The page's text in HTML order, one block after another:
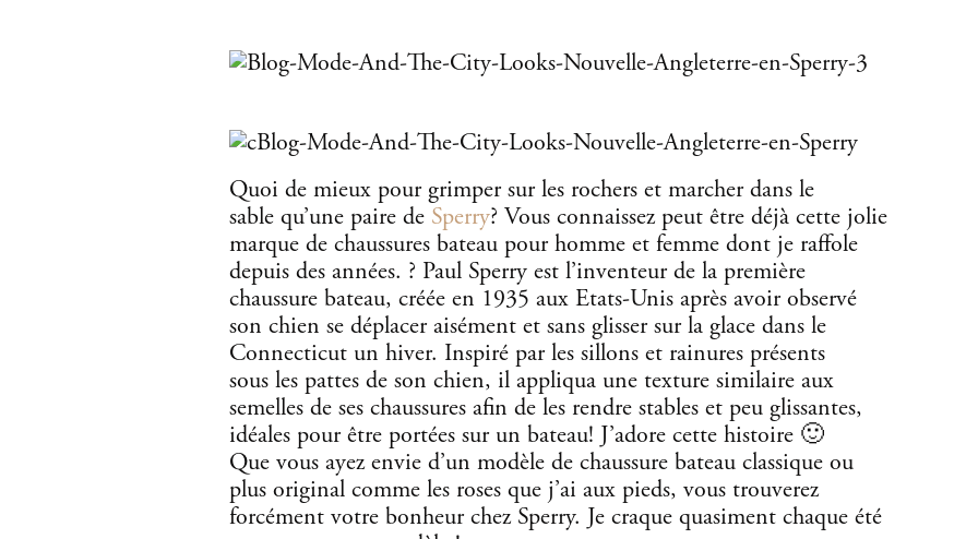
Quoi de mieux pour grimper sur les rochers et marcher dans le
sable qu’une paire de Sperry? Vous connaissez peut être déjà cette jolie
marque de chaussures bateau pour homme et femme dont je raffole
depuis des années. ? Paul Sperry est l’inventeur de la première
chaussure bateau, créée en 1935 aux Etats-Unis après avoir observé
son chien se déplacer aisément et sans glisser sur la glace dans le
Connecticut un hiver. Inspiré par les sillons et rainures présents
sous les pattes de son chien, il appliqua une texture similaire aux
semelles de ses chaussures afin de les rendre stables et peu glissantes,
idéales pour être portées sur un bateau! J’adore cette histoire 🙂
Que vous ayez envie d’un modèle de chaussure bateau classique ou
plus original comme les roses que j’ai aux pieds, vous trouverez
forcément votre bonheur chez Sperry. Je craque quasiment chaque été